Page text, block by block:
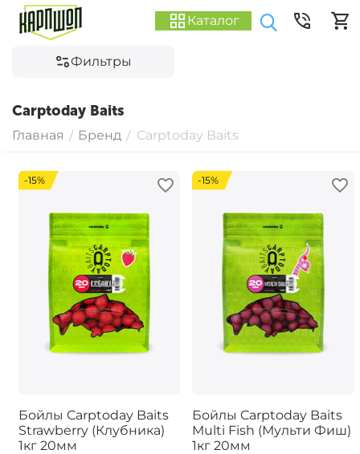
Каталог
Фильтры
Carptoday Baits
Главная / Бренд / Carptoday Baits
-15%
Бойлы Carptoday Baits
Strawberry (Клубника)
1кг 20мм
-15%
Бойлы Carptoday Baits
Multi Fish (Мульти Фиш)
1кг 20мм